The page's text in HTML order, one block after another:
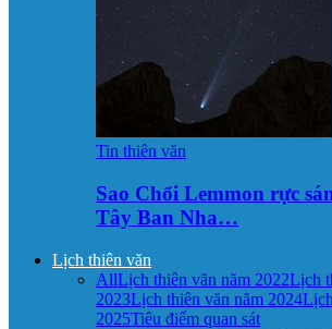
Tin thiên văn
Sao Chổi Lemmon rực
Tây Ban Nha…
Lịch thiên văn
AllLịch thiên văn năm 2022Lịch
2023Lịch thiên văn năm 2024
2025Tiêu điểm quan sát